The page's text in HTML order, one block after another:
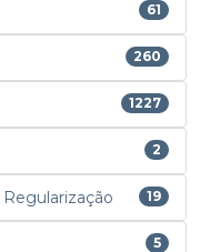
61
260
1227
2
19
5